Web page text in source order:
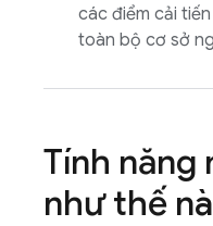
các điểm cải
toàn bộ cơ sở
Tính năng
như thế